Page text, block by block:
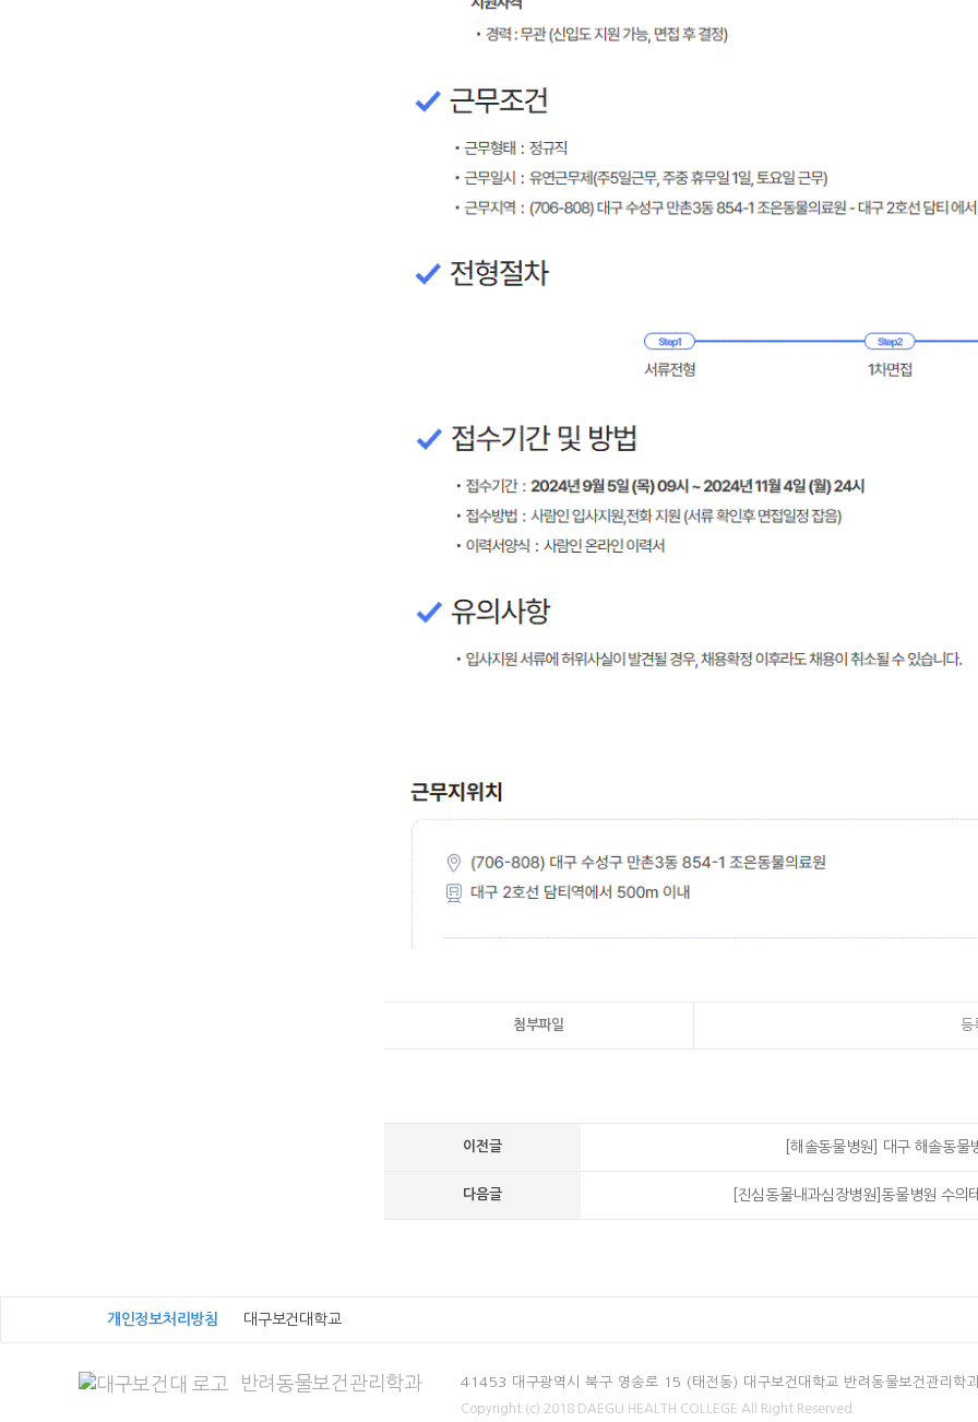
첨부파일 등
이전글 [해솔동물병원] 대구 해솔동물
다음글 [진심동물내과심장병원]동물병원 수
개인정보처리방침 대구보건대학교
반려동물보건관리학과 41453 대구광역시 북구 영송로 15 (태전동) 대구보건대학교 반려동물보건관리학
Copyright (c) 2018 DAEGU HEALTH COLLEGE All Right Reserved.